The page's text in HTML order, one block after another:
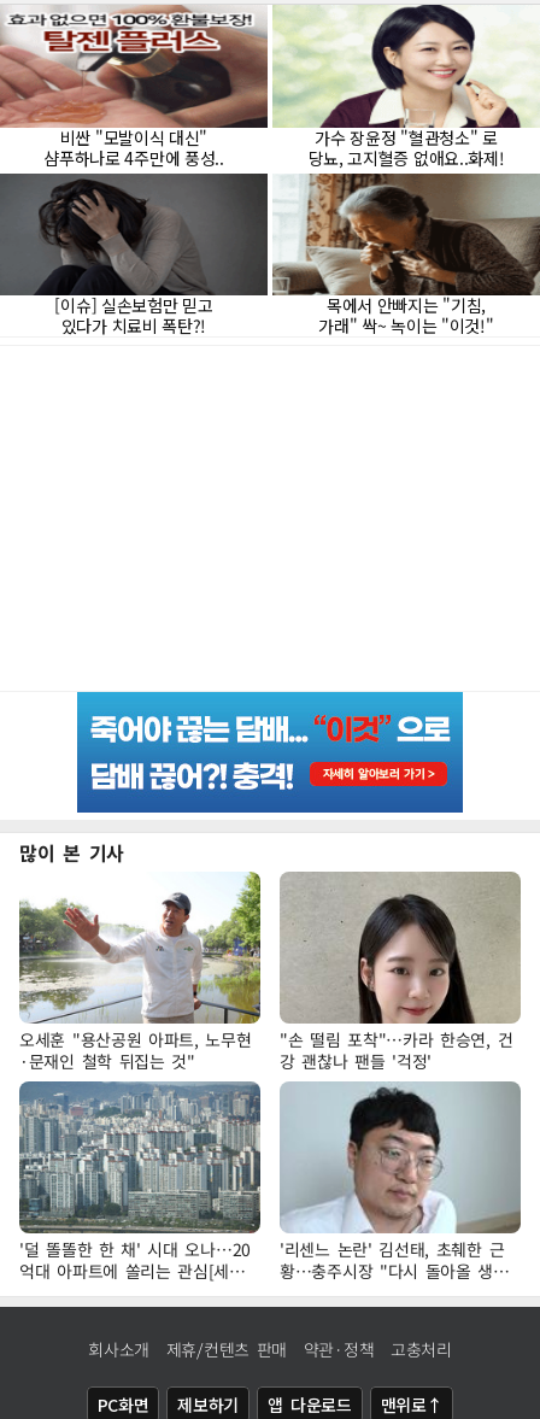
많이 본 기사
오세훈 "용산공원 아파트, 노무현
·문재인 철학 뒤집는 것"
"손 떨림 포착"…카라 한승연, 건
강 괜찮나 팬들 '걱정'
'덜 똘똘한 한 채' 시대 오나…20
억대 아파트에 쏠리는 관심[세제
개편, 그 이후②]
'리센느 논란' 김선태, 초췌한 근
황…충주시장 "다시 돌아올 생
각?"
회사소개 제휴/컨텐츠 판매 약관·정책 고충처리
PC화면 제보하기 앱 다운로드 맨위로↑